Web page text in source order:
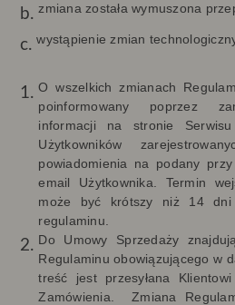
zmiana została wymuszona
wystąpienie zmian
O wszelkich zmianach
poinformowany poprzez
informacji na stronie
Użytkowników
powiadomienia na podany
email Użytkownika. Termin
może być krótszy niż 14 dni
regulaminu.
Do Umowy Sprzedaży
Regulaminu obowiązującego w
treść jest przesyłana
Zamówienia. Zmiana